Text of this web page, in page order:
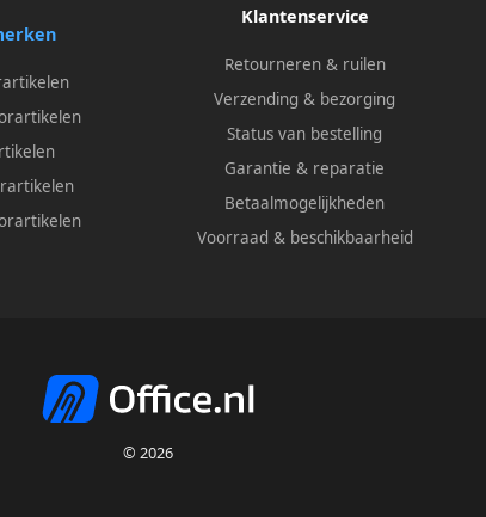
Klantenservice
Retourneren & ruilen
Verzending & bezorging
Status van bestelling
Garantie & reparatie
Betaalmogelijkheden
Voorraad & beschikbaarheid
© 2026